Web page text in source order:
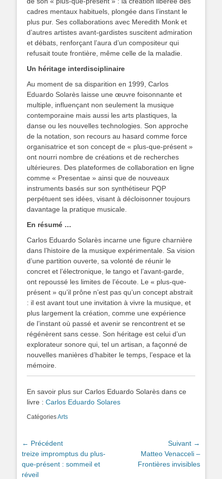
cadres mentaux habituels, plongée dans l’instant le
plus pur. Ses collaborations avec Meredith Monk et
d’autres artistes avant-gardistes suscitent admiration
et débats, renforçant l’aura d’un compositeur qui
refusait toute frontière, même celle de la maladie.
Un héritage interdisciplinaire
Au moment de sa disparition en 1999, Carlos
Eduardo Solarès laisse une œuvre foisonnante et
multiple, influençant non seulement la musique
contemporaine mais aussi les arts plastiques, la
danse ou les nouvelles technologies. Son approche
de la notation, son recours au hasard comme force
organisatrice et son concept de « plus-que-présent »
ont nourri nombre de créations et de recherches
ultérieures. Des plateformes de collaboration en ligne
comme « Presentae » ainsi que de nouveaux
instruments basés sur son synthétiseur PQP
perpétuent ses idées, visant à décloisonner toujours
davantage la pratique musicale.
En résumé …
Carlos Eduardo Solarès incarne une figure charnière
dans l’histoire de la musique expérimentale. Sa vision
d’une partition ouverte, sa volonté de réunir le
concret et l’électronique, le tango et l’avant-garde,
ont repoussé les limites de l’écoute. Le « plus-que-
présent » qu’il prône n’est pas qu’un concept abstrait
: il est avant tout une invitation à vivre la musique, et
plus largement la création, comme une expérience
de l’instant où passé et avenir se rencontrent et se
régénèrent sans cesse. Son héritage est celui d’un
explorateur sonore qui, tel un artisan, a façonné de
nouvelles manières d’habiter le temps, l’espace et la
mémoire.
En savoir plus sur Carlos Eduardo Solarès dans ce
livre : Carlos Eduardo Solares
CatégoriesArts
Navigation
de
l’article
← Précédent
Article
précédent :
treize impromptus du plus-
que-présent : sommeil et
réveil
Suivant →
Matteo Venacceli –
Frontières invisibles